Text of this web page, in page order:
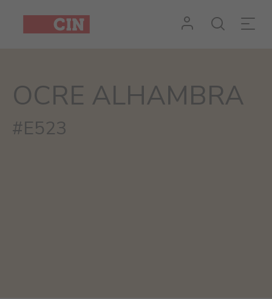
Cor
Ocre
OCRE ALHAMBRA
#E523